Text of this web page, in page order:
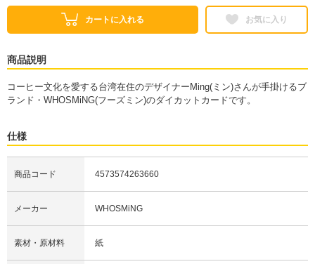
カートに入れる お気に入り
商品説明
コーヒー文化を愛する台湾在住のデザイナーMing(ミン)さんが手掛けるブ
ランド・WHOSMiNG(フーズミン)のダイカットカードです。
仕様
商品コード 4573574263660
メーカー WHOSMiNG
素材・原材料 紙